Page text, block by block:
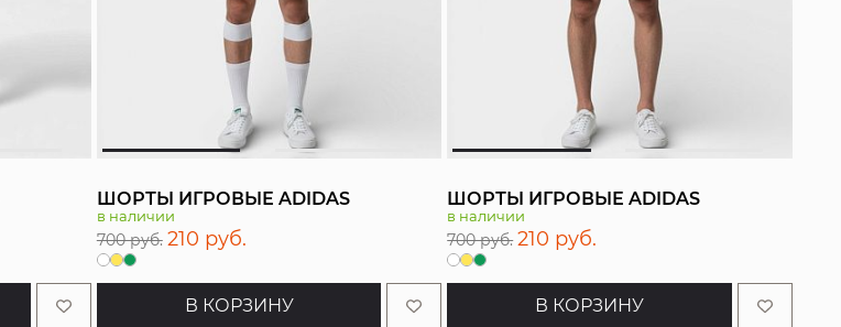
ШОРТЫ ИГРОВЫЕ ADIDAS
в наличии
700 руб. 210 руб.
В КОРЗИНУ
ШОРТЫ ИГРОВЫЕ ADIDAS
в наличии
700 руб. 210 руб.
В КОРЗИНУ